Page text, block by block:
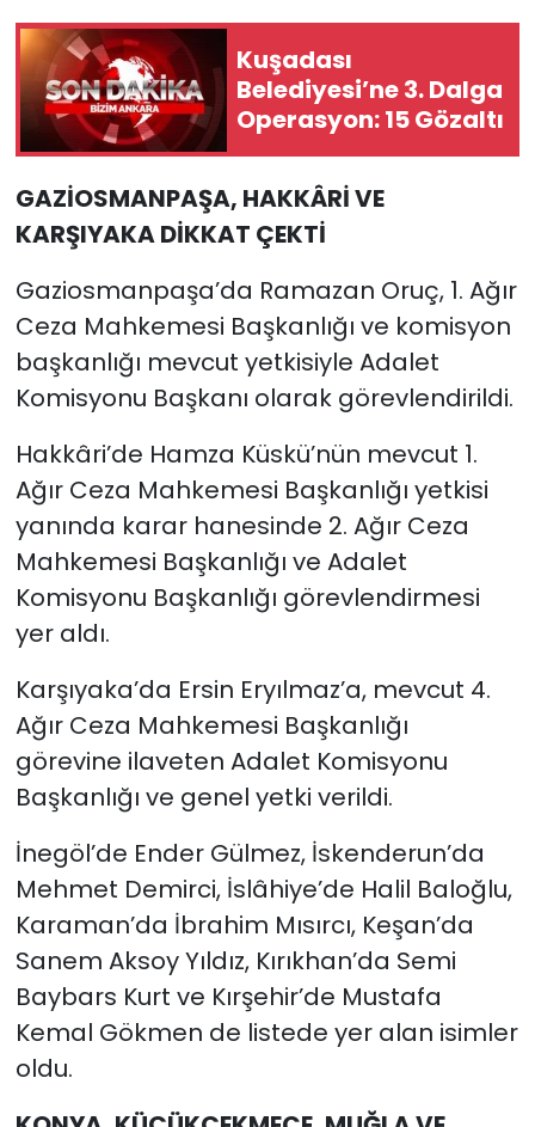
Kuşadası
Belediyesi’ne 3. Dalga
Operasyon: 15 Gözaltı
GAZİOSMANPAŞA, HAKKÂRİ VE
KARŞIYAKA DİKKAT ÇEKTİ
Gaziosmanpaşa’da Ramazan Oruç, 1. Ağır
Ceza Mahkemesi Başkanlığı ve komisyon
başkanlığı mevcut yetkisiyle Adalet
Komisyonu Başkanı olarak görevlendirildi.
Hakkâri’de Hamza Küskü’nün mevcut 1.
Ağır Ceza Mahkemesi Başkanlığı yetkisi
yanında karar hanesinde 2. Ağır Ceza
Mahkemesi Başkanlığı ve Adalet
Komisyonu Başkanlığı görevlendirmesi
yer aldı.
Karşıyaka’da Ersin Eryılmaz’a, mevcut 4.
Ağır Ceza Mahkemesi Başkanlığı
görevine ilaveten Adalet Komisyonu
Başkanlığı ve genel yetki verildi.
İnegöl’de Ender Gülmez, İskenderun’da
Mehmet Demirci, İslâhiye’de Halil Baloğlu,
Karaman’da İbrahim Mısırcı, Keşan’da
Sanem Aksoy Yıldız, Kırıkhan’da Semi
Baybars Kurt ve Kırşehir’de Mustafa
Kemal Gökmen de listede yer alan isimler
oldu.